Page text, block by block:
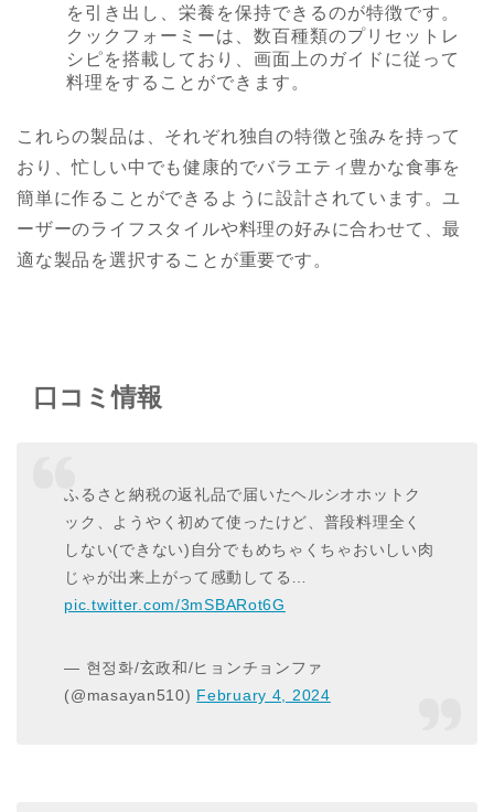
を引き出し、栄養を保持できるのが特徴です。
クックフォーミーは、数百種類のプリセットレ
シピを搭載しており、画面上のガイドに従って
料理をすることができます。
これらの製品は、それぞれ独自の特徴と強みを持って
おり、忙しい中でも健康的でバラエティ豊かな食事を
簡単に作ることができるように設計されています。ユ
ーザーのライフスタイルや料理の好みに合わせて、最
適な製品を選択することが重要です。
口コミ情報
ふるさと納税の返礼品で届いたヘルシオホットク
ック、ようやく初めて使ったけど、普段料理全く
しない(できない)自分でもめちゃくちゃおいしい肉
じゃが出来上がって感動してる…
pic.twitter.com/3mSBARot6G
— 현정화/玄政和/ヒョンチョンファ
(@masayan510) February 4, 2024